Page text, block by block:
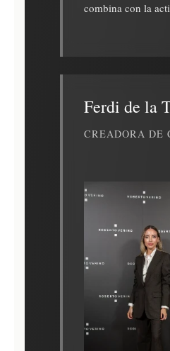
combina con la
Ferdi de la
CREADORA DE